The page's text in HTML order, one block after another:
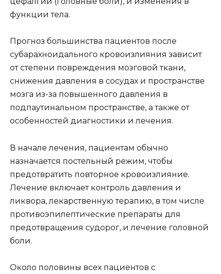
функции тела.
Прогноз большинства пациентов после
субарахноидального кровоизлияния зависит
от степени повреждения мозговой ткани,
снижения давления в сосудах и пространстве
мозга из-за повышенного давления в
подпаутинальном пространстве, а также от
особенностей диагностики и лечения.
В начале лечения, пациентам обычно
назначается постельный режим, чтобы
предотвратить повторное кровоизлияние.
Лечение включает контроль давления и
ликвора, лекарственную терапию, в том числе
противоэпилептические препараты для
предотвращения судорог, и лечение головной
боли.
Около половины всех пациентов с